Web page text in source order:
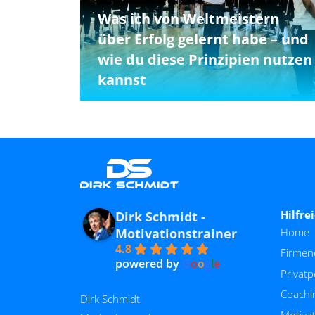
Was ich von Weltmeistern
über Erfolg gelernt habe – und
wie du diese Prinzipien nutzen
kannst
Dirk Schmidt -
Motivationstrainer
4.8
powered by Google
Dirk Schmidt
Home